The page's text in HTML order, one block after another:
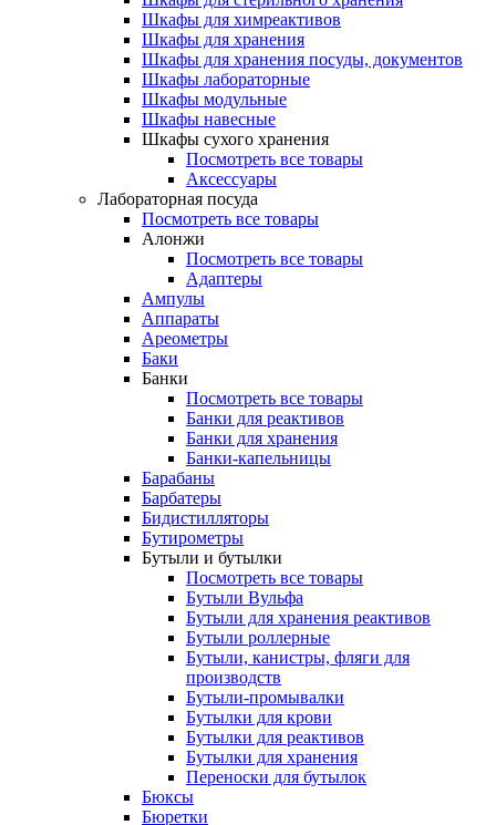
Шкафы для химреактивов
Шкафы для хранения
Шкафы для хранения посуды, документов
Шкафы лабораторные
Шкафы модульные
Шкафы навесные
Шкафы сухого хранения
Посмотреть все товары
Аксессуары
Лабораторная посуда
Посмотреть все товары
Алонжи
Посмотреть все товары
Адаптеры
Ампулы
Аппараты
Ареометры
Баки
Банки
Посмотреть все товары
Банки для реактивов
Банки для хранения
Банки-капельницы
Барабаны
Барбатеры
Бидистилляторы
Бутирометры
Бутыли и бутылки
Посмотреть все товары
Бутыли Вульфа
Бутыли для хранения реактивов
Бутыли роллерные
Бутыли, канистры, фляги для
производств
Бутыли-промывалки
Бутылки для крови
Бутылки для реактивов
Бутылки для хранения
Переноски для бутылок
Бюксы
Бюретки